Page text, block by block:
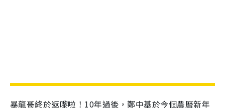
暴龍哥終於返嚟啦！10年過後，鄭中基於今個農曆新年